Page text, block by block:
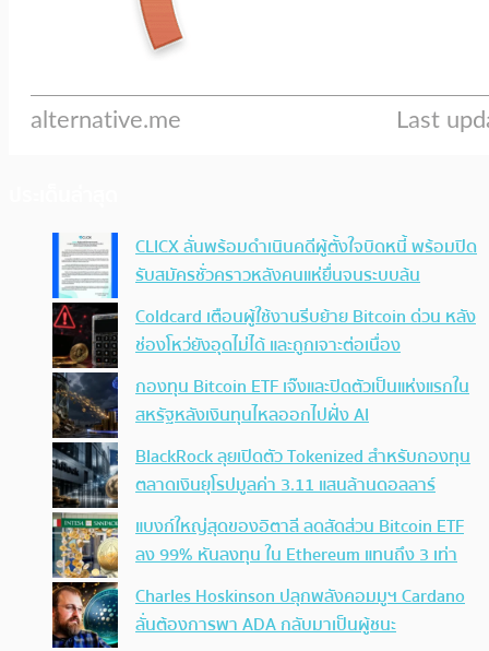
CLICX ลั่นพร้อมดำเนินคดีผู้ตั้งใจบิดหนี้ พร้อมปิด
รับสมัครชั่วคราวหลังคนแห่ยื่นจนระบบล้น
Coldcard เตือนผู้ใช้งานรีบย้าย Bitcoin ด่วน หลัง
ช่องโหว่ยังอุดไม่ได้ และถูกเจาะต่อเนื่อง
กองทุน Bitcoin ETF เจ๊งและปิดตัวเป็นแห่งแรกใน
สหรัฐหลังเงินทุนไหลออกไปฝั่ง AI
BlackRock ลุยเปิดตัว Tokenized สำหรับกองทุน
ตลาดเงินยุโรปมูลค่า 3.11 แสนล้านดอลลาร์
แบงก์ใหญ่สุดของอิตาลี ลดสัดส่วน Bitcoin ETF
ลง 99% หันลงทุน ใน Ethereum แทนถึง 3 เท่า
Charles Hoskinson ปลุกพลังคอมมูฯ Cardano
ลั่นต้องการพา ADA กลับมาเป็นผู้ชนะ